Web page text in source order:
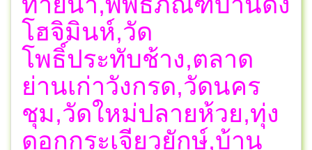
โฮจิมินห์,วัด
โพธิ์ประทับช้าง,ตลาด
ย่านเก่าวังกรด,วัดนคร
ชุม,วัดใหม่ปลายห้วย,ทุ่ง
ดอกกระเจียวยักษ์,บ้าน